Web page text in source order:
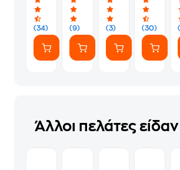
(34) (9) (3) (30)
Άλλοι πελάτες